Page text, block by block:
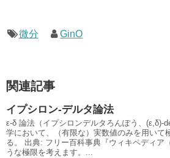
微分 GinO
関連記事
イプシロン-デルタ論法
ε-δ 論法（イプシロンデルタろんぽう、(ε,δ)-
学において、（有限な）実数値のみを用いて
る。 出典: フリー百科事典『ウィキペディア
うな極限を考えます。...